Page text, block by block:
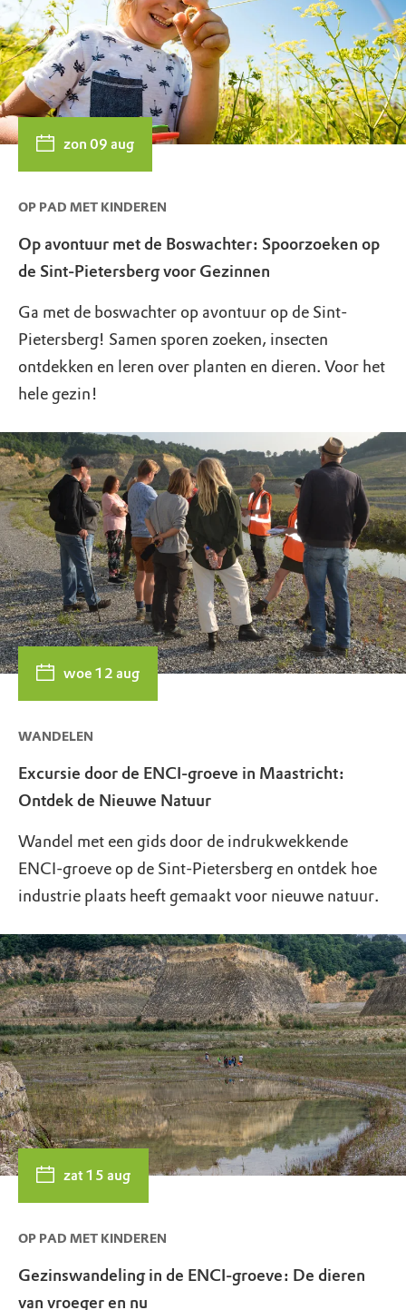
zon 09 aug
OP PAD MET KINDEREN
Op avontuur met de Boswachter: Spoorzoeken op
de Sint-Pietersberg voor Gezinnen
Ga met de boswachter op avontuur op de Sint-
Pietersberg! Samen sporen zoeken, insecten
ontdekken en leren over planten en dieren. Voor het
hele gezin!
woe 12 aug
WANDELEN
Excursie door de ENCI-groeve in Maastricht:
Ontdek de Nieuwe Natuur
Wandel met een gids door de indrukwekkende
ENCI-groeve op de Sint-Pietersberg en ontdek hoe
industrie plaats heeft gemaakt voor nieuwe natuur.
zat 15 aug
OP PAD MET KINDEREN
Gezinswandeling in de ENCI-groeve: De dieren
van vroeger en nu